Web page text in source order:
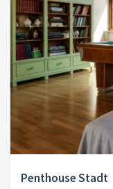
Penthouse Stadt